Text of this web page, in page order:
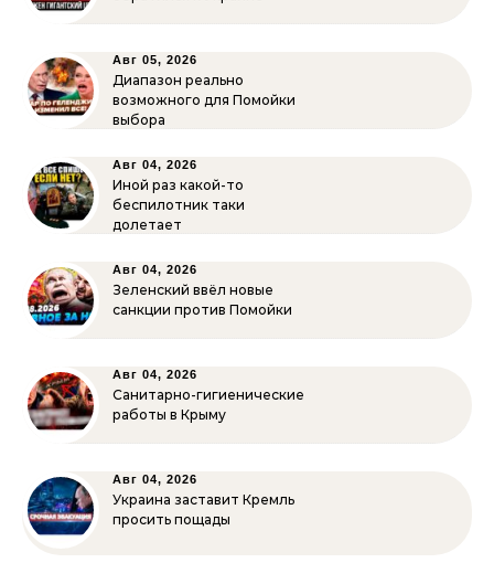
Авг 05, 2026
Диапазон реально
возможного для Помойки
выбора
Авг 04, 2026
Иной раз какой-то
беспилотник таки
долетает
Авг 04, 2026
Зеленский ввёл новые
санкции против Помойки
Авг 04, 2026
Санитарно-гигиенические
работы в Крыму
Авг 04, 2026
Украина заставит Кремль
просить пощады